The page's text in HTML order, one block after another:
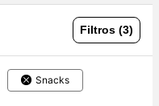
Filtros (3)
Snacks